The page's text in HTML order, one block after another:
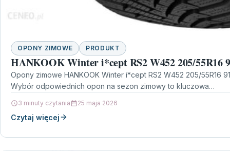
OPONY ZIMOWE PRODUKT
HANKOOK Winter i*cept RS2 W452 205/55R16
Opony zimowe HANKOOK Winter i*cept RS2 W452 205/55R16
Wybór odpowiednich opon na sezon zimowy to kluczowa…
3 minuty czytania 25 maja 2026
Czytaj więcej